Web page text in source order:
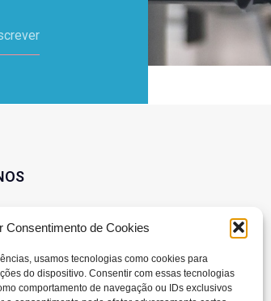
Consentimento de Cookies
usamos tecnologias como cookies para
do dispositivo. Consentir com essas tecnologias
comportamento de navegação ou IDs exclusivos